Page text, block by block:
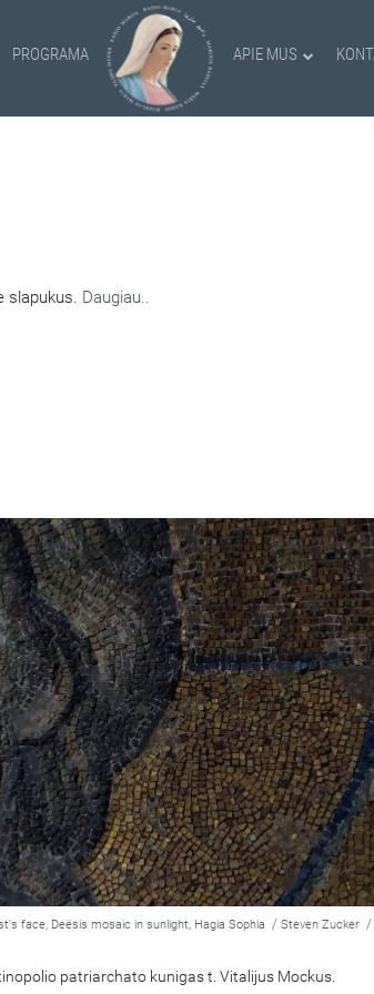
PROGRAMA APIE MUS
slapukus. Daugiau..
face, Deësis mosaic in sunlight, Hagia Sophia / Steven Zucker /
patriarchato kunigas t. Vitalijus Mockus.